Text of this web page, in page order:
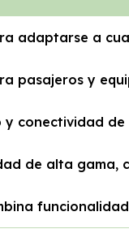
adaptarse a
pasajeros y
conectividad
de alta